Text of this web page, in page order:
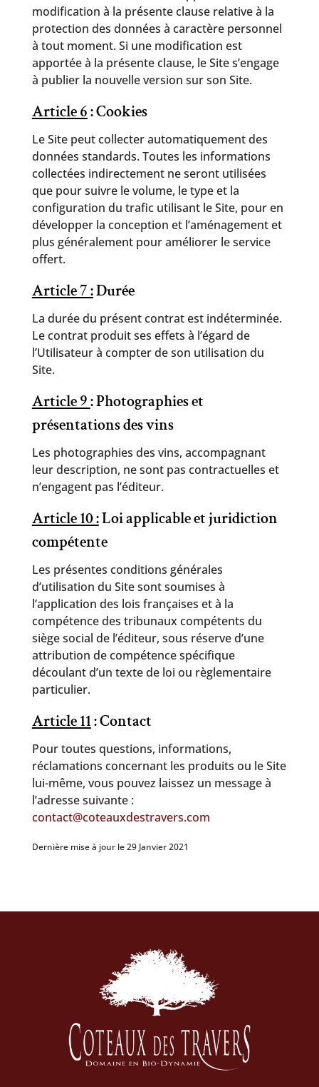
modification à la présente clause relative à la
protection des données à caractère personnel
à tout moment. Si une modification est
apportée à la présente clause, le Site s’engage
à publier la nouvelle version sur son Site.
Article 6: Cookies
Le Site peut collecter automatiquement des
données standards. Toutes les informations
collectées indirectement ne seront utilisées
que pour suivre le volume, le type et la
configuration du trafic utilisant le Site, pour en
développer la conception et l’aménagement et
plus généralement pour améliorer le service
offert.
Article 7 :Durée
La durée du présent contrat est indéterminée.
Le contrat produit ses effets à l’égard de
l’Utilisateur à compter de son utilisation du
Site.
Article 9: Photographies et
présentations des vins
Les photographies des vins, accompagnant
leur description, ne sont pas contractuelles et
n’engagent pas l’éditeur.
Article 10 :Loi applicable et juridiction
compétente
Les présentes conditions générales
d’utilisation du Site sont soumises à
l’application des lois françaises et à la
compétence des tribunaux compétents du
siège social de l’éditeur, sous réserve d’une
attribution de compétence spécifique
découlant d’un texte de loi ou règlementaire
particulier.
Article 11: Contact
Pour toutes questions, informations,
réclamations concernant les produits ou le Site
lui-même, vous pouvez laissez un message à
l’adresse suivante :
contact@coteauxdestravers.com
Dernière mise à jour le 29 Janvier 2021